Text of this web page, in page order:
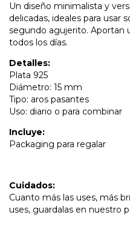
Un diseño minimalista y
delicadas, ideales para usar
segundo agujerito. Aportan
todos los días.
Detalles:
Plata 925
Diámetro: 15 mm
Tipo: aros pasantes
Uso: diario o para combinar
Incluye:
Packaging para regalar
Cuidados:
Cuanto más las uses, más
uses, guardalas en nuestro